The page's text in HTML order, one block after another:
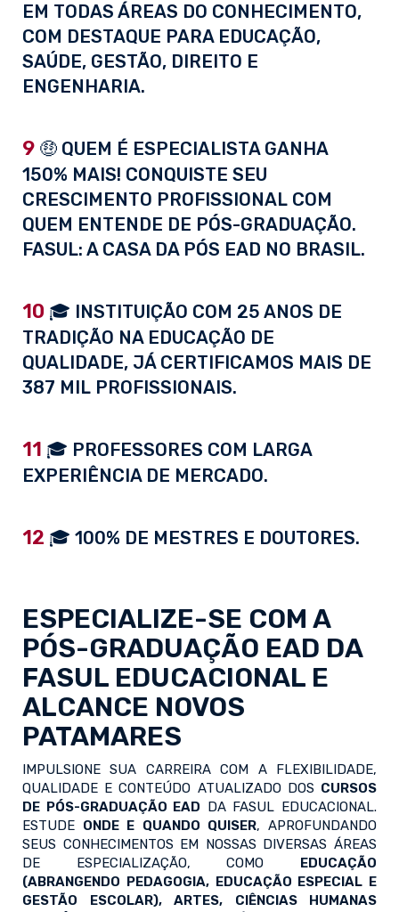
EM TODAS ÁREAS DO CONHECIMENTO,
COM DESTAQUE PARA EDUCAÇÃO,
SAÚDE, GESTÃO, DIREITO E
ENGENHARIA.
9 🤑 QUEM É ESPECIALISTA GANHA
150% MAIS! CONQUISTE SEU
CRESCIMENTO PROFISSIONAL COM
QUEM ENTENDE DE PÓS-GRADUAÇÃO.
FASUL: A CASA DA PÓS EAD NO BRASIL.
10 🎓 INSTITUIÇÃO COM 25 ANOS DE
TRADIÇÃO NA EDUCAÇÃO DE
QUALIDADE, JÁ CERTIFICAMOS MAIS DE
387 MIL PROFISSIONAIS.
11 🎓 PROFESSORES COM LARGA
EXPERIÊNCIA DE MERCADO.
12 🎓 100% DE MESTRES E DOUTORES.
ESPECIALIZE-SE COM A
PÓS-GRADUAÇÃO EAD DA
FASUL EDUCACIONAL E
ALCANCE NOVOS
PATAMARES
IMPULSIONE SUA CARREIRA COM A FLEXIBILIDADE,
QUALIDADE E CONTEÚDO ATUALIZADO DOS CURSOS
DE PÓS-GRADUAÇÃO EAD DA FASUL EDUCACIONAL.
ESTUDE ONDE E QUANDO QUISER, APROFUNDANDO
SEUS CONHECIMENTOS EM NOSSAS DIVERSAS ÁREAS
DE ESPECIALIZAÇÃO, COMO EDUCAÇÃO
(ABRANGENDO PEDAGOGIA, EDUCAÇÃO ESPECIAL E
GESTÃO ESCOLAR), ARTES, CIÊNCIAS HUMANAS